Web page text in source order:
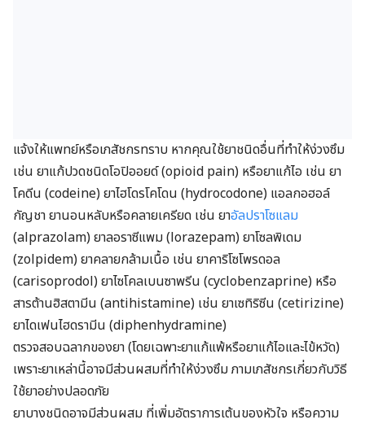
แจ้งให้แพทย์หรือเภสัชกรทราบ หากคุณใช้ยาชนิดอื่นที่ทำให้ง่วงซึม
เช่น ยาแก้ปวดชนิดโอปิออยด์ (opioid pain) หรือยาแก้ไอ เช่น ยา
โคดีน (codeine) ยาไฮโดรโคโดน (hydrocodone) แอลกอฮอล์
กัญชา ยานอนหลับหรือคลายเครียด เช่น ยาอัลปราโซแลม
(alprazolam) ยาลอราซีแพม (lorazepam) ยาโซลพิเดม
(zolpidem) ยาคลายกล้ามเนื้อ เช่น ยาคาริโซโพรดอล
(carisoprodol) ยาไซโคลเบนซาพรีน (cyclobenzaprine) หรือ
สารต้านฮิสตามีน (antihistamine) เช่น ยาเซทิริซีน (cetirizine)
ยาไดเฟนไฮดรามีน (diphenhydramine)
ตรวจสอบฉลากของยา (โดยเฉพาะยาแก้แพ้หรือยาแก้ไอและไข้หวัด)
เพราะยาเหล่านี้อาจมีส่วนผสมที่ทำให้ง่วงซึม ภามเภสัชกรเกี่ยวกับวิธี
ใช้ยาอย่างปลอดภัย
ยาบางชนิดอาจมีส่วนผสม ที่เพิ่มอัตราการเต้นของหัวใจ หรือความ